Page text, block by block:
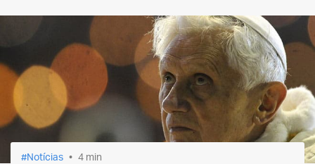
Notícias 4 min